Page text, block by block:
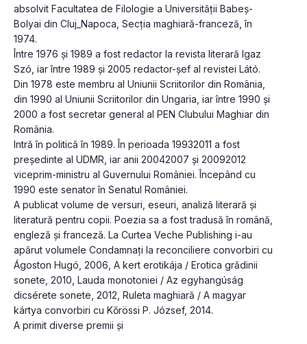
absolvit Facultatea de Filologie a Universităţii Babeş-
Bolyai din Cluj_Napoca, Secţia maghiară-franceză, în
1974.
Între 1976 şi 1989 a fost redactor la revista literară Igaz
Szó, iar între 1989 şi 2005 redactor-şef al revistei Látó.
Din 1978 este membru al Uniunii Scriitorilor din România,
din 1990 al Uniunii Scriitorilor din Ungaria, iar între 1990 şi
2000 a fost secretar general al PEN Clubului Maghiar din
România.
Intră în politică în 1989. În perioada 19932011 a fost
preşedinte al UDMR, iar anii 20042007 şi 20092012
viceprim-ministru al Guvernului României. Începând cu
1990 este senator în Senatul României.
A publicat volume de versuri, eseuri, analiză literară şi
literatură pentru copii. Poezia sa a fost tradusă în română,
engleză şi franceză. La Curtea Veche Publishing i-au
apărut volumele Condamnaţi la reconciliere convorbiri cu
Ágoston Hugó, 2006, A kert erotikája / Erotica grădinii
sonete, 2010, Lauda monotoniei / Az egyhangúság
dicsérete sonete, 2012, Ruleta maghiară / A magyar
kártya convorbiri cu Kőrössi P. József, 2014.
A primit diverse premii şi